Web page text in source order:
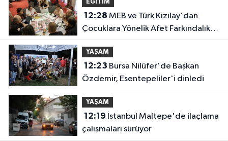
EĞİTİM
12:28
Çocuklara Yönelik Afet Farkındalık
Çalıştayı
YAŞAM
12:23
Özdemir, Esentepeliler'i dinledi
YAŞAM
12:19
çalışmaları sürüyor